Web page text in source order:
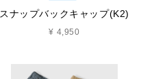
スナップバックキャップ(K2)
¥ 4,950